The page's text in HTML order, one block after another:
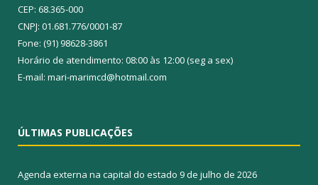
CEP: 68.365-000
CNPJ: 01.681.776/0001-87
Fone: (91) 98628-3861
Horário de atendimento: 08:00 às 12:00 (seg a sex)
E-mail: mari-marimcd@hotmail.com
ÚLTIMAS PUBLICAÇÕES
Agenda externa na capital do estado 9 de julho de 2026